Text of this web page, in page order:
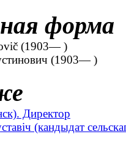
форма
(1903— )
(1903— )
Директор
(кандыдат